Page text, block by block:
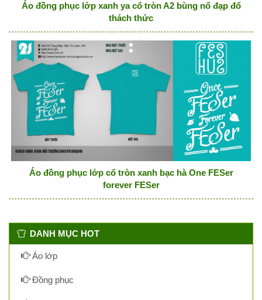
Áo đồng phục lớp xanh ya cổ tròn A2 bùng nổ đạp đổ
thách thức
Áo đồng phục lớp cổ tròn xanh bạc hà One FESer
forever FESer
DANH MỤC HOT
Áo lớp
Đồng phục